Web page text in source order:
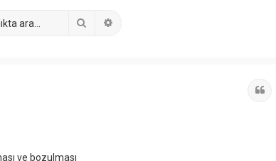
ve bozulması